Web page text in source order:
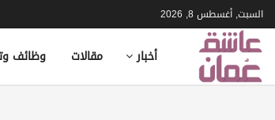
السبت, أغسطس 8, 2026
أخبار مقالات وظائف